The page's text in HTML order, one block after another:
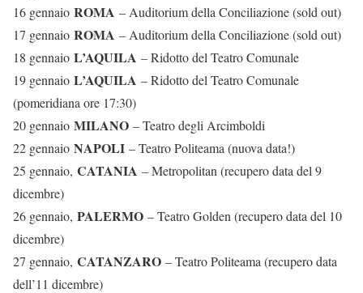
16 gennaio ROMA – Auditorium della Conciliazione (sold out)
17 gennaio ROMA – Auditorium della Conciliazione (sold out)
18 gennaio L’AQUILA – Ridotto del Teatro Comunale
19 gennaio L’AQUILA – Ridotto del Teatro Comunale
(pomeridiana ore 17:30)
20 gennaio MILANO – Teatro degli Arcimboldi
22 gennaio NAPOLI – Teatro Politeama (nuova data!)
25 gennaio, CATANIA – Metropolitan (recupero data del 9
dicembre)
26 gennaio, PALERMO – Teatro Golden (recupero data del 10
dicembre)
27 gennaio, CATANZARO – Teatro Politeama (recupero data
dell’11 dicembre)